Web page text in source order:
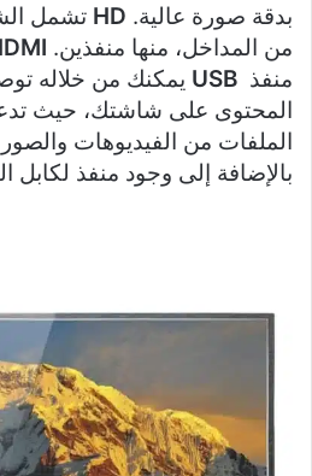
بدقة صورة عالية.
تشمل
من المداخل، منها منفذين.
منفذ
يمكنك من خلاله
المحتوى على شاشتك، حيث
الملفات من الفيديوهات والصور
بالإضافة إلى وجود منفذ لكابل